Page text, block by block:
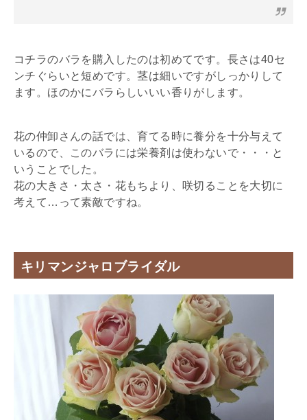
コチラのバラを購入したのは初めてです。長さは40セ
ンチぐらいと短めです。茎は細いですがしっかりして
ます。ほのかにバラらしいいい香りがします。
花の仲卸さんの話では、育てる時に養分を十分与えて
いるので、このバラには栄養剤は使わないで・・・と
いうことでした。
花の大きさ・太さ・花もちより、咲切ることを大切に
考えて…って素敵ですね。
キリマンジャロブライダル